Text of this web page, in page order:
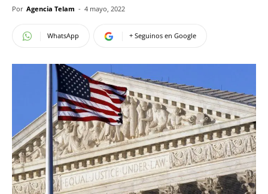
Por Agencia Telam - 4 mayo, 2022
WhatsApp + Seguinos en Google